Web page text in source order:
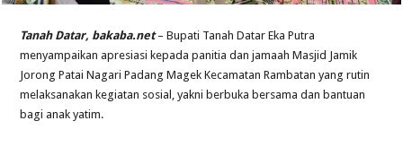
Tanah Datar, bakaba.net – Bupati Tanah Datar Eka Putra
menyampaikan apresiasi kepada panitia dan jamaah Masjid Jamik
Jorong Patai Nagari Padang Magek Kecamatan Rambatan yang rutin
melaksanakan kegiatan sosial, yakni berbuka bersama dan bantuan
bagi anak yatim.